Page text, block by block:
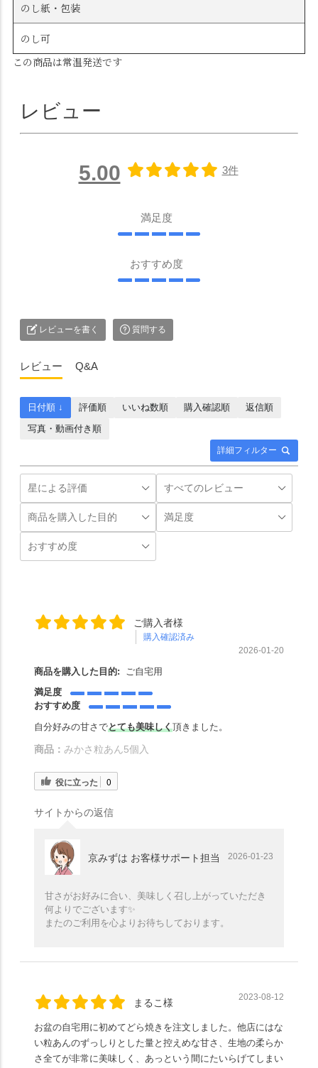
のし紙・包装
のし可
この商品は常温発送です
レビュー
5.00 3件
満足度
おすすめ度
レビューを書く 質問する
レビュー Q&A
詳細フィルター
日付順 ↓ 評価順 いいね数順 購入確認順
返信順
写真・動画付き順
ご購入者様
購入確認済み
2026-01-20
商品を購入した目的:
ご自宅用
満足度
おすすめ度
自分好みの甘さでとても美味しく頂きました。
商品： みかさ粒あん5個入
役に立った 0
サイトからの返信
京みずは お客様サポート担当 2026-01-23
甘さがお好みに合い、美味しく召し上がっていただき
何よりでございます✨️
またのご利用を心よりお待ちしております。
まるこ様 2023-08-12
お盆の自宅用に初めてどら焼きを注文しました。他店にはな
い粒あんのずっしりとした量と控えめな甘さ、生地の柔らか
さ全てが非常に美味しく、あっという間にたいらげてしまい